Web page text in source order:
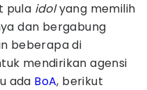
pula idolyang memilih
dan bergabung
beberapa di
mendirikan agensi
ada BoA, berikut